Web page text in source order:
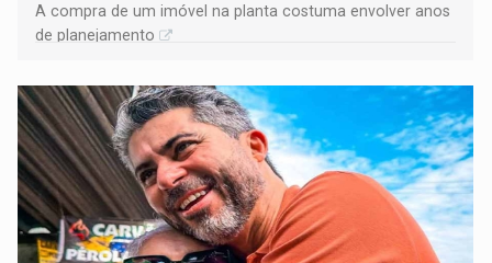
A compra de um imóvel na planta costuma envolver anos
de planejamento